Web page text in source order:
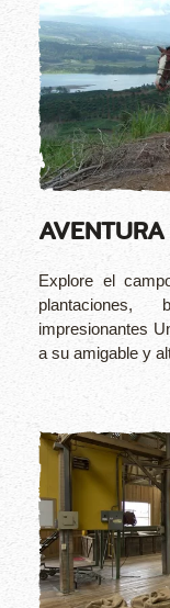
Explore el
impresionantes
a su amigable y